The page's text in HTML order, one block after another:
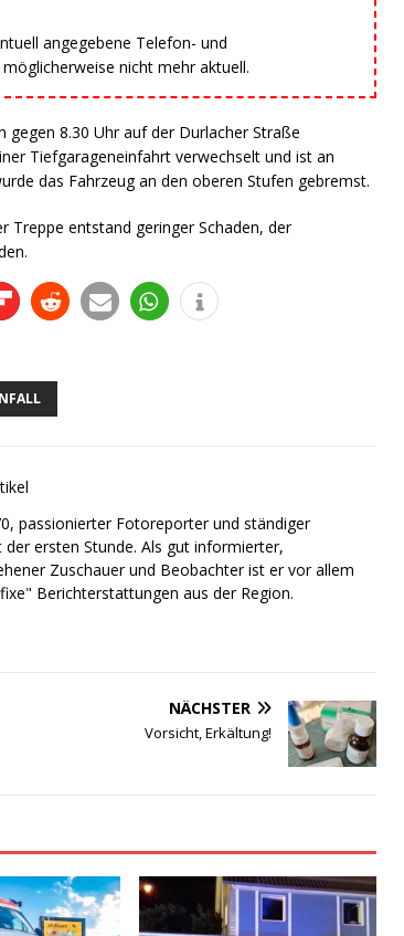
angegebene Telefon- und
nicht mehr aktuell.
8.30 Uhr auf der Durlacher Straße
Tiefgarageneinfahrt verwechselt und ist an
das Fahrzeug an den oberen Stufen gebremst.
Treppe entstand geringer Schaden, der
passionierter Fotoreporter und ständiger
ersten Stunde. Als gut informierter,
Zuschauer und Beobachter ist er vor allem
Berichterstattungen aus der Region.
NÄCHSTER
Vorsicht, Erkältung!